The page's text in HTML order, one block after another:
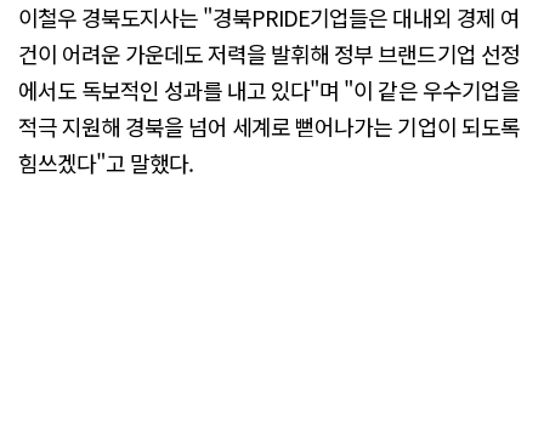
이철우 경북도지사는 "경북PRIDE기업들은 대내외 경제 여
건이 어려운 가운데도 저력을 발휘해 정부 브랜드기업 선정
에서도 독보적인 성과를 내고 있다"며 "이 같은 우수기업을
적극 지원해 경북을 넘어 세계로 뻗어나가는 기업이 되도록
힘쓰겠다"고 말했다.